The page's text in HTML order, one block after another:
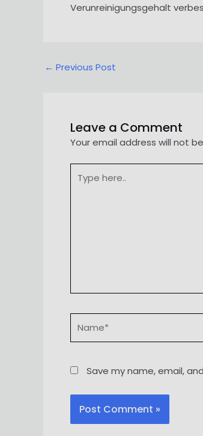
Verunreinigungsgehalt
Post
← Previous Post
Leave a Comment
Your email address will not
here..
Save my name, email,